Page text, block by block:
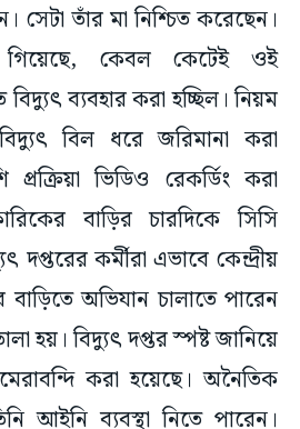
সেটা তাঁর মা নিশ্চিত করেছেন।
গিয়েছে, কেবল কেটেই ওই
ব্যবহার করা হচ্ছিল। নিয়ম
বিল ধরে জরিমানা করা
প্রক্রিয়া ভিডিও রেকর্ডিং করা
বাড়ির চারদিকে সিসি
দপ্তরের কর্মীরা এভাবে কেন্দ্রীয়
অভিযান চালাতে পারেন
হয়। বিদ্যুৎ দপ্তর স্পষ্ট জানিয়ে
করা হয়েছে। অনৈতিক
আইনি ব্যবস্থা নিতে পারেন।